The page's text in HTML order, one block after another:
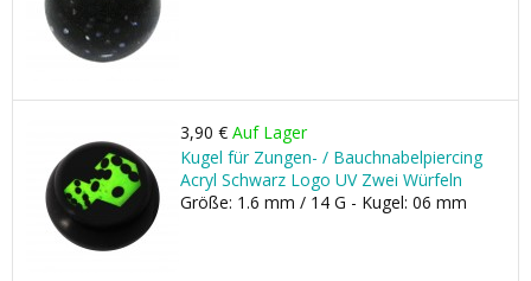
3,90 € Auf Lager
Kugel für Zungen- / Bauchnabelpiercing
Acryl Schwarz Logo UV Zwei Würfeln
Größe: 1.6 mm / 14 G - Kugel: 06 mm